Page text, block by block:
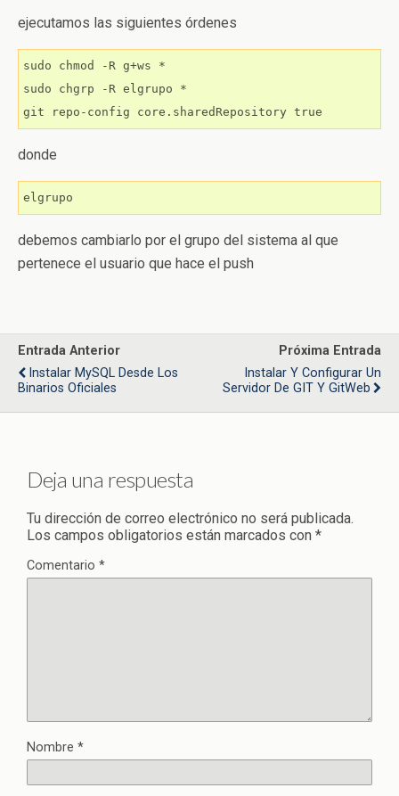
ejecutamos las siguientes órdenes
sudo chmod -R g+ws *
sudo chgrp -R elgrupo *
donde
debemos cambiarlo por el grupo del sistema al que
pertenece el usuario que hace el push
Entrada Anterior
Instalar MySQL Desde Los
Binarios Oficiales
Próxima Entrada
Instalar Y Configurar Un
Servidor De GIT Y GitWeb
Deja una respuesta
Tu dirección de correo electrónico no será publicada.
Los campos obligatorios están marcados con *
Comentario *
Nombre *